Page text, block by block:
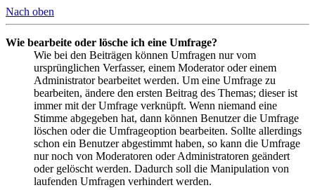
Nach oben
Wie bearbeite oder lösche ich eine Umfrage?
Wie bei den Beiträgen können Umfragen nur vom
ursprünglichen Verfasser, einem Moderator oder einem
Administrator bearbeitet werden. Um eine Umfrage zu
bearbeiten, ändere den ersten Beitrag des Themas; dieser ist
immer mit der Umfrage verknüpft. Wenn niemand eine
Stimme abgegeben hat, dann können Benutzer die Umfrage
löschen oder die Umfrageoption bearbeiten. Sollte allerdings
schon ein Benutzer abgestimmt haben, so kann die Umfrage
nur noch von Moderatoren oder Administratoren geändert
oder gelöscht werden. Dadurch soll die Manipulation von
laufenden Umfragen verhindert werden.